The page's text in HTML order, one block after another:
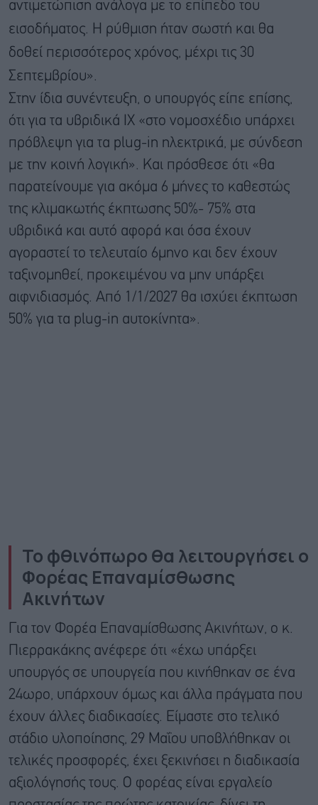
αντιμετώπιση ανάλογα με το επίπεδο του
εισοδήματος. Η ρύθμιση ήταν σωστή και θα
δοθεί περισσότερος χρόνος, μέχρι τις 30
Σεπτεμβρίου».
Στην ίδια συνέντευξη, ο υπουργός είπε επίσης,
ότι για τα υβριδικά ΙΧ «στο νομοσχέδιο υπάρχει
πρόβλεψη για τα plug-in ηλεκτρικά, με σύνδεση
με την κοινή λογική». Και πρόσθεσε ότι «θα
παρατείνουμε για ακόμα 6 μήνες το καθεστώς
της κλιμακωτής έκπτωσης 50%- 75% στα
υβριδικά και αυτό αφορά και όσα έχουν
αγοραστεί το τελευταίο 6μηνο και δεν έχουν
ταξινομηθεί, προκειμένου να μην υπάρξει
αιφνιδιασμός. Από 1/1/2027 θα ισχύει έκπτωση
50% για τα plug-in αυτοκίνητα».
Το φθινόπωρο θα λειτουργήσει ο
Φορέας Επαναμίσθωσης
Ακινήτων
Για τον Φορέα Επαναμίσθωσης Ακινήτων, ο κ.
Πιερρακάκης ανέφερε ότι «έχω υπάρξει
υπουργός σε υπουργεία που κινήθηκαν σε ένα
24ωρο, υπάρχουν όμως και άλλα πράγματα που
έχουν άλλες διαδικασίες. Είμαστε στο τελικό
στάδιο υλοποίησης, 29 Μαΐου υποβλήθηκαν οι
τελικές προσφορές, έχει ξεκινήσει η διαδικασία
αξιολόγησής τους. Ο φορέας είναι εργαλείο